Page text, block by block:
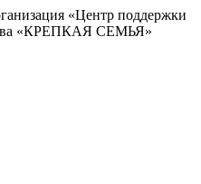
«Центр поддержки
«КРЕПКАЯ СЕМЬЯ»